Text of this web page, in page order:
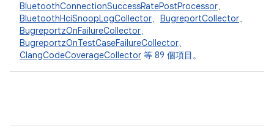
BluetoothConnectionSuccessRatePostProcessor、
BluetoothHciSnoopLogCollector、 BugreportCollector、
BugreportzOnFailureCollector、
BugreportzOnTestCaseFailureCollector、
ClangCodeCoverageCollector 等 89 個項目。